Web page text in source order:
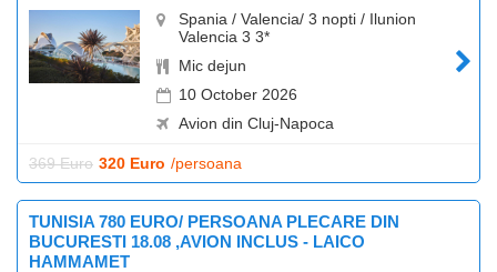
Spania / Valencia/ 3 nopti / Ilunion
Valencia 3 3*
Mic dejun
10 October 2026
Avion din Cluj-Napoca
369 Euro 320 Euro /persoana
TUNISIA 780 EURO/ PERSOANA PLECARE DIN
BUCURESTI 18.08 ,AVION INCLUS - LAICO
HAMMAMET